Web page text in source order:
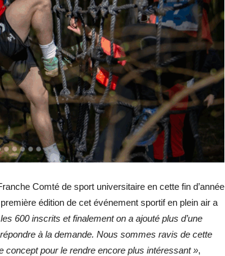
Hebdo25
Comté de sport universitaire en cette fin d’année
édition de cet événement sportif en plein air a
600 inscrits et finalement on a ajouté plus d’une
à la demande. Nous sommes ravis de cette
concept pour le rendre encore plus intéressant »,